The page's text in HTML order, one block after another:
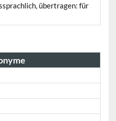
übertragen: für